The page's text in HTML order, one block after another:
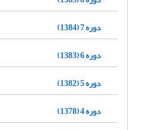
دوره 7 (1384)
دوره 6 (1383)
دوره 5 (1382)
دوره 4 (1378)